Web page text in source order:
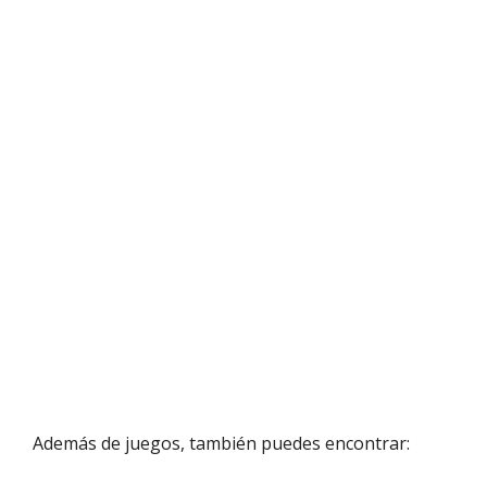
Además de juegos, también puedes encontrar: